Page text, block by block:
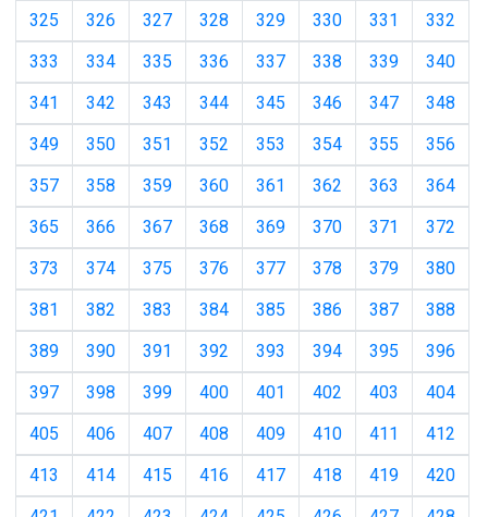
325
326 327 328 329 330 331
332
333
334 335 336 337 338 339
340
341
342 343 344 345 346 347
348
349
350 351 352 353 354 355
356
357
358 359 360 361 362 363
364
365
366 367 368 369 370 371
372
373
374 375 376 377 378 379
380
381
382 383 384 385 386 387
388
389
390 391 392 393 394 395
396
397
398 399 400 401 402 403
404
405
406 407 408 409 410 411
412
413
414 415 416 417 418 419
420